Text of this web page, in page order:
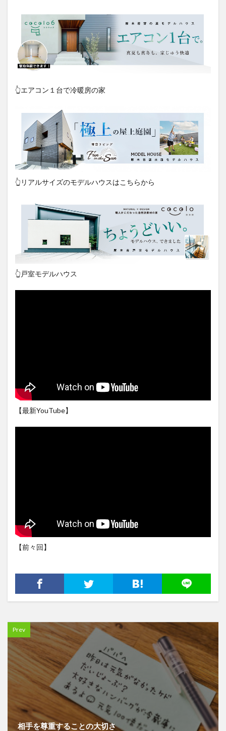
👆エアコン１台で冷暖房の家
👆リアルサイズのモデルハウスはこちらから
👆戸室モデルハウス
【最新YouTube】
【前々回】
Prev
相手を尊重することの大切さ